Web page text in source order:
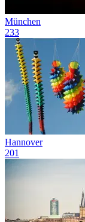
München
233
Hannover
201